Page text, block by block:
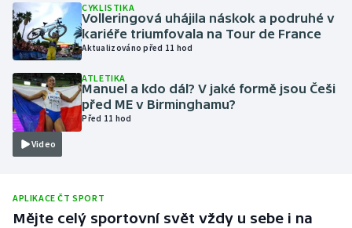
Olympijské hry
Parasport
Plavání
Plážový volejbal
Rychlobruslení
CYKLISTIKA
Volleringová uhájila náskok a podruhé v
kariéře triumfovala na Tour de France
Aktualizováno před 11 hod
Video
ATLETIKA
Manuel a kdo dál? V jaké formě jsou Češi
před ME v Birminghamu?
Před 11 hod
APLIKACE ČT SPORT
Mějte celý sportovní svět vždy u sebe i na